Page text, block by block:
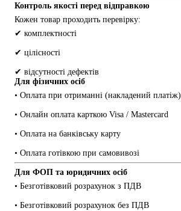
Контроль якості перед відправкою
Кожен товар проходить перевірку:
✔ комплектності
✔ цілісності
✔ відсутності дефектів
Для фізичних осіб
• Оплата при отриманні (накладений платіж)
• Онлайн оплата карткою Visa / Mastercard
• Оплата на банківську карту
• Оплата готівкою при самовивозі
Для ФОП та юридичних осіб
• Безготівковий розрахунок з ПДВ
• Безготівковий розрахунок без ПДВ